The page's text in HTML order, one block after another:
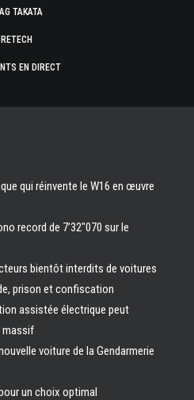
TAKATA
EN DIRECT
qui réinvente le W16 en œuvre
record de 7’32″070 sur le
bientôt interdits de voitures
prison et confiscation
assistée électrique peut
massif
voiture de la Gendarmerie
un choix optimal